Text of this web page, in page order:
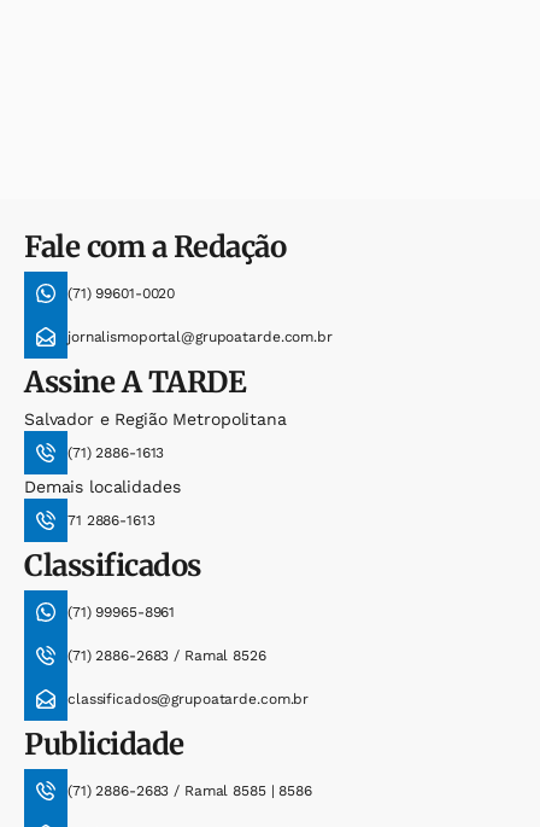
Fale com a Redação
(71) 99601-0020
jornalismoportal@grupoatarde.com.br
AssineA TARDE
Salvador e Região Metropolitana
(71) 2886-1613
Demais localidades
71 2886-1613
Classificados
(71) 99965-8961
(71) 2886-2683 / Ramal 8526
classificados@grupoatarde.com.br
Publicidade
(71) 2886-2683 / Ramal 8585 | 8586